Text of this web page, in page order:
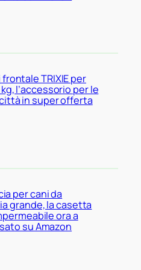
TRIXIE per
l’accessorio per le
in super offerta
per cani da
grande, la casetta
ora a
su Amazon